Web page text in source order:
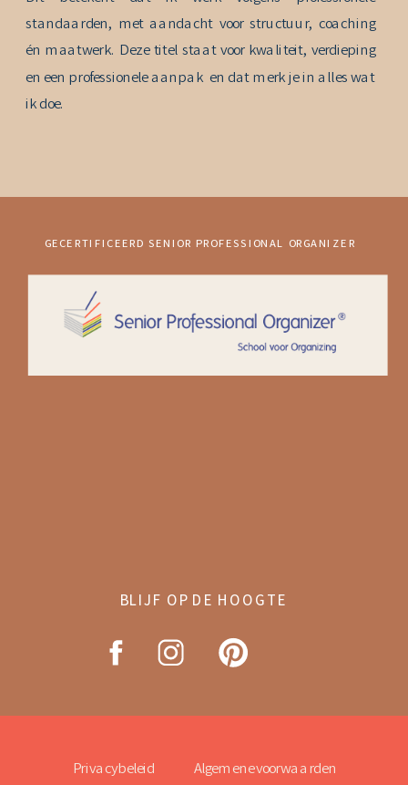
standaarden, met aandacht voor structuur, coaching
én maatwerk. Deze titel staat voor kwaliteit, verdieping
en een professionele aanpak en dat merk je in alles wat
ik doe.
BLIJF OP DE HOOGTE
GECERTIFICEERD SENIOR PROFESSIONAL ORGANIZER
Privacybeleid Algemene voorwaarden